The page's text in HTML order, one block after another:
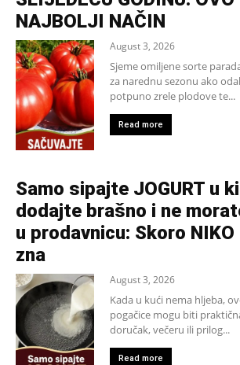
NAJBOLJI NAČIN
August 3, 2026
Sjeme omiljene sorte
za narednu sezonu ako
potpuno zrele plodove te...
Read more
Samo sipajte JOGURT u
dodajte brašno i ne
u prodavnicu: Skoro
zna
August 3, 2026
Kada u kući nema hljeba,
pogačice mogu biti
doručak, večeru ili prilog...
Read more